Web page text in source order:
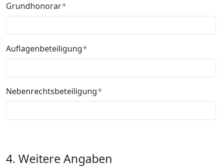
Grundhonorar
Auflagenbeteiligung
Nebenrechtsbeteiligung
4. Weitere Angaben